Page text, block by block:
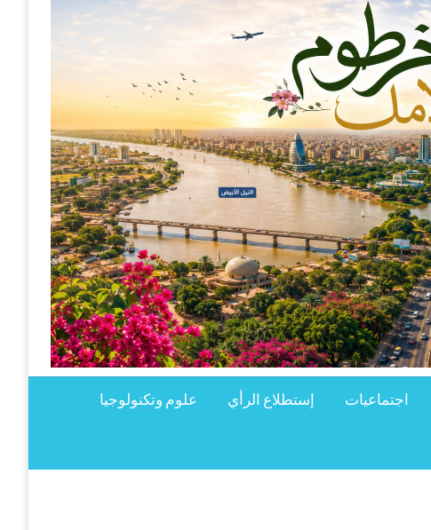
اجتماعيات إستطلاع الرأي علوم وتكنولوجيا